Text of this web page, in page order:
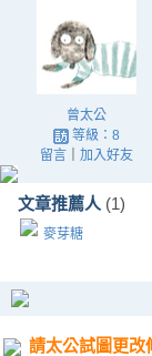
曾太公
等級：8
留言｜ 加入好友
文章推薦人 (1)
麥芽糖
請太公試圖更改